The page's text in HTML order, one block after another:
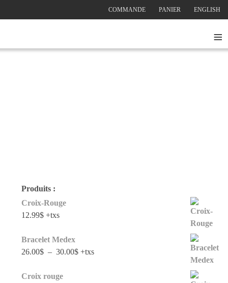
COMMANDE PANIER ENGLISH
≡
Produits :
Croix-Rouge
12.99$ +txs
Bracelet Medex
26.00$ – 30.00$Plage
+txs
Croix rouge